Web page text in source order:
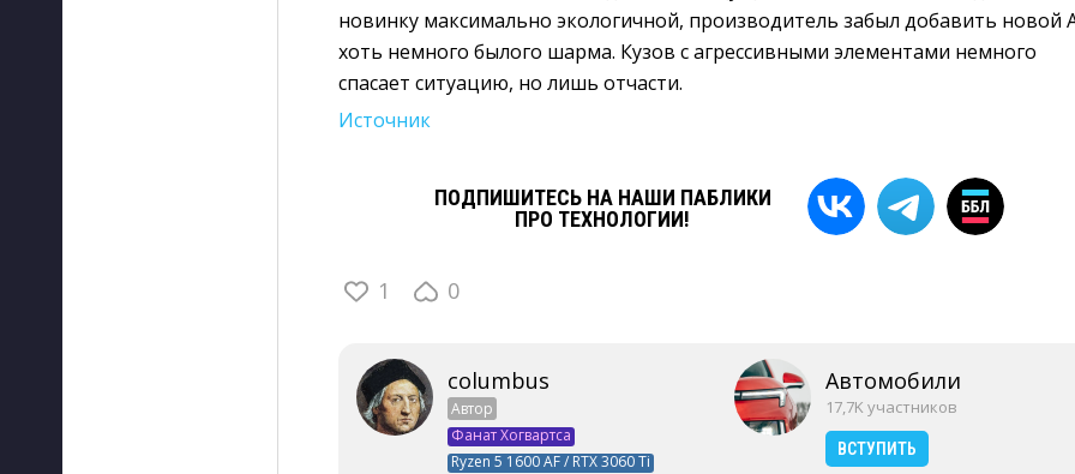
новинку максимально экологичной, производитель забыл добавить новой
хоть немного былого шарма. Кузов с агрессивными элементами немного
спасает ситуацию, но лишь отчасти.
Источник
ПОДПИШИТЕСЬ НА НАШИ ПАБЛИКИ
ПРО ТЕХНОЛОГИИ!
1 0
columbus
Автор
Фанат Хогвартса
Ryzen 5 1600 AF / RTX 3060 Ti
Автомобили
17,7K участников
ВСТУПИТЬ